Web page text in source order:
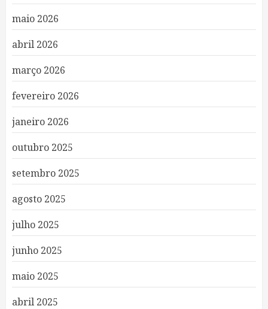
maio 2026
abril 2026
março 2026
fevereiro 2026
janeiro 2026
outubro 2025
setembro 2025
agosto 2025
julho 2025
junho 2025
maio 2025
abril 2025